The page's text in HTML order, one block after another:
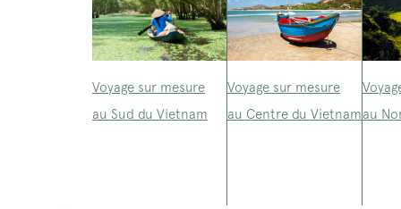
Voyage sur mesure
au Sud du Vietnam
Voyage sur mesure
au Centre du Vietnamau